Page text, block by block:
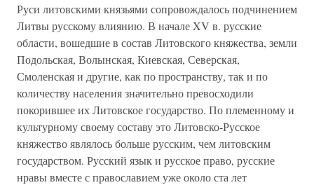
Руси литовскими князьями сопровождалось подчинением
Литвы русскому влиянию. В начале XV в. русские
области, вошедшие в состав Литовского княжества, земли
Подольская, Волынская, Киевская, Северская,
Смоленская и другие, как по пространству, так и по
количеству населения значительно превосходили
покорившее их Литовское государство. По племенному и
культурному своему составу это Литовско-Русское
княжество являлось больше русским, чем литовским
государством. Русский язык и русское право, русские
нравы вместе с православием уже около ста лет